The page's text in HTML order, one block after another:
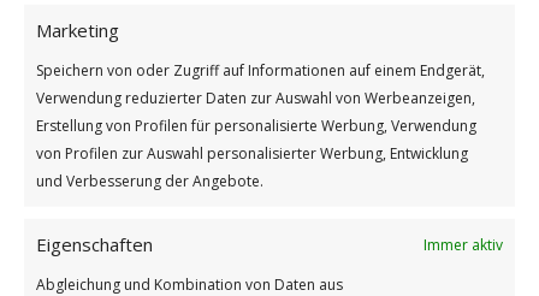
Marketing
Speichern von oder Zugriff auf Informationen auf einem Endgerät,
Verwendung reduzierter Daten zur Auswahl von Werbeanzeigen,
Erstellung von Profilen für personalisierte Werbung, Verwendung
von Profilen zur Auswahl personalisierter Werbung, Entwicklung
und Verbesserung der Angebote.
Eigenschaften
Immer aktiv
Abgleichung und Kombination von Daten aus
Weiterlesen